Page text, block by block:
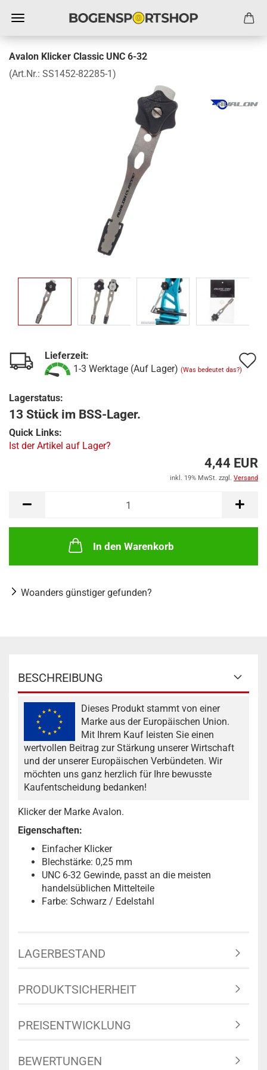
Avalon Klicker Classic UNC 6-32
(Art.Nr.: SS1452-82285-1)
Lieferzeit:
1-3 Werktage (Auf Lager) (Was bedeutet das?)
Lagerstatus:
13 Stück im BSS-Lager.
Quick Links:
Ist der Artikel auf Lager?
4,44 EUR
inkl. 19% MwSt. zzgl. Versand
In den Warenkorb
Woanders günstiger gefunden?
BESCHREIBUNG
Dieses Produkt stammt von einer
Marke aus der Europäischen Union.
Mit Ihrem Kauf leisten Sie einen
wertvollen Beitrag zur Stärkung unserer Wirtschaft
und der unserer Europäischen Verbündeten. Wir
möchten uns ganz herzlich für Ihre bewusste
Kaufentscheidung bedanken!
Klicker der Marke Avalon.
Eigenschaften:
Einfacher Klicker
Blechstärke: 0,25 mm
UNC 6-32 Gewinde, passt an die meisten
handelsüblichen Mittelteile
Farbe: Schwarz / Edelstahl
LAGERBESTAND
PRODUKTSICHERHEIT
PREISENTWICKLUNG
BEWERTUNGEN